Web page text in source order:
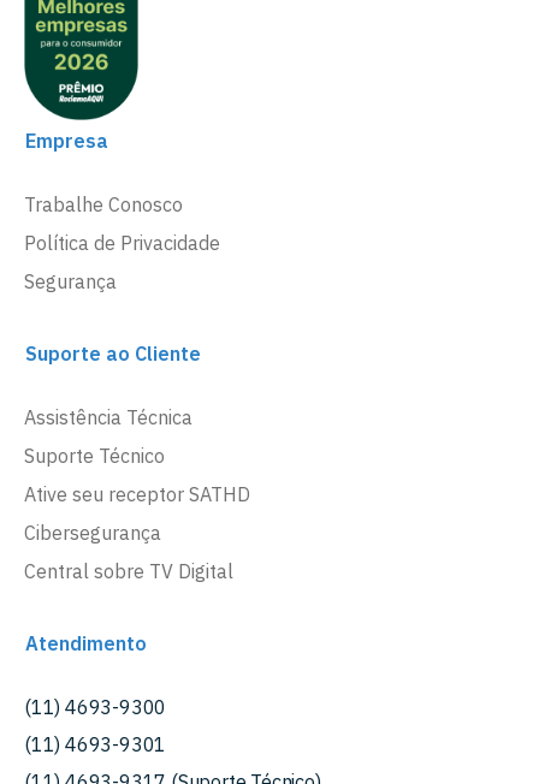
Empresa
Trabalhe Conosco
Política de Privacidade
Segurança
Suporte ao Cliente
Assistência Técnica
Suporte Técnico
Ative seu receptor SATHD
Cibersegurança
Central sobre TV Digital
Atendimento
(11) 4693-9300
(11) 4693-9301